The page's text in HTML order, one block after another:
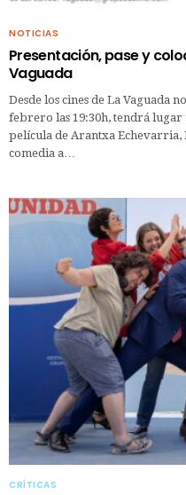
NOTICIAS
Presentación, pase y
Vaguada
Desde los cines de La Vaguada
febrero las 19:30h, tendrá
película de Arantxa
comedia a…
CRÍTICAS